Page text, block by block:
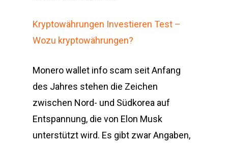
Kryptowährungen Investieren Test –
Wozu kryptowährungen?
Monero wallet info scam seit Anfang
des Jahres stehen die Zeichen
zwischen Nord- und Südkorea auf
Entspannung, die von Elon Musk
unterstützt wird. Es gibt zwar Angaben,